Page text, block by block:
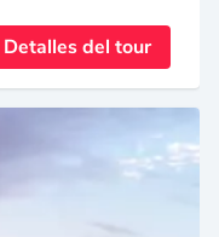
Detalles del tour